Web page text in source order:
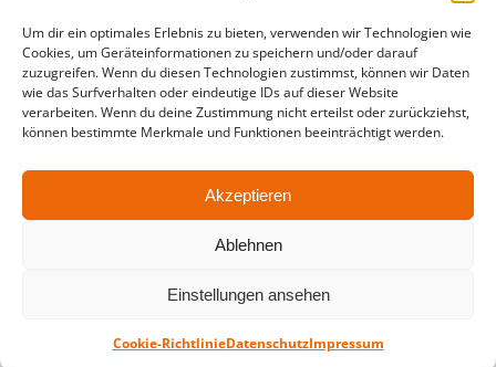
Um dir ein optimales Erlebnis zu bieten, verwenden wir Technologien wie
Cookies, um Geräteinformationen zu speichern und/oder darauf
zuzugreifen. Wenn du diesen Technologien zustimmst, können wir Daten
wie das Surfverhalten oder eindeutige IDs auf dieser Website
verarbeiten. Wenn du deine Zustimmung nicht erteilst oder zurückziehst,
können bestimmte Merkmale und Funktionen beeinträchtigt werden.
Akzeptieren
Ablehnen
Einstellungen ansehen
Cookie-RichtlinieDatenschutzImpressum
unsere Sonderöffnungszeiten im Sommer:
in der Zeit vom 06.07. – 07.08.2026
Montag – Freitag: 10-18 Uhr Samstag:
Standort
QUARTERBACK Immobilien ARENA
Nahverkehr: Straßenbahn Linien 3, 4, 7, 8, 15